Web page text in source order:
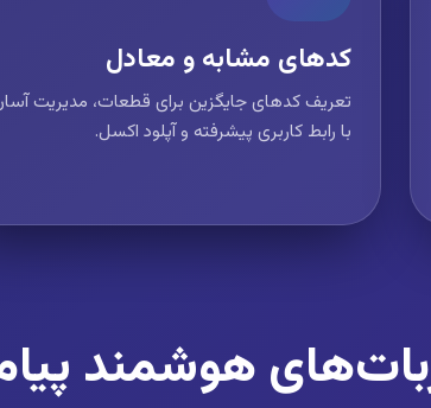
کدهای مشابه و معادل
تعریف کدهای جایگزین برای قطعات، مدیریت
با رابط کاربری پیشرفته و آپلود اکسل.
هوشمند